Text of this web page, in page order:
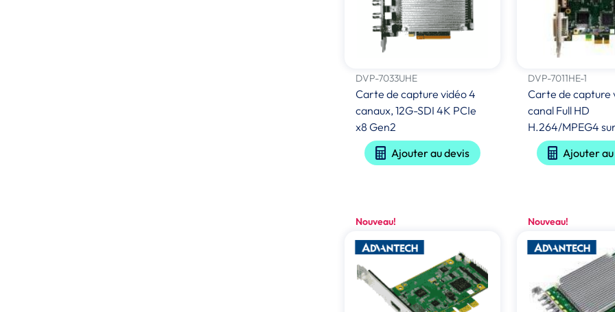
DVP-7033UHE
Carte de capture vidéo 4
canaux, 12G-SDI 4K PCIe
x8 Gen2
Ajouter au devis
DVP-7011HE-1
Carte de capture
canal Full HD
H.264/MPEG4
Ajouter
Nouveau! Nouveau!